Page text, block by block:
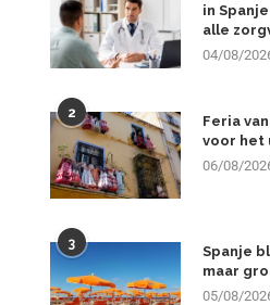
in
alle
04/08/
2
Feria
voor het
06/08/
3
Spanje
maar
05/08/